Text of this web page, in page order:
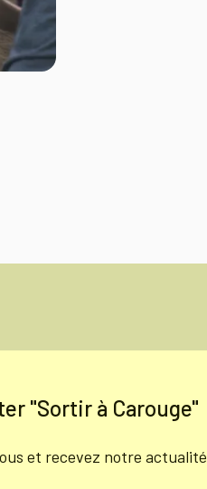
"Sortir à Carouge"
et recevez notre actualité